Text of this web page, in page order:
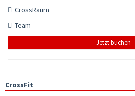
CrossRaum
Team
Jetzt buchen
CrossFit